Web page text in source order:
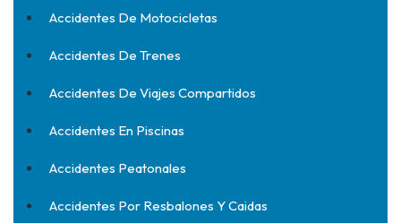
Accidentes De Motocicletas
Accidentes De Trenes
Accidentes De Viajes Compartidos
Accidentes En Piscinas
Accidentes Peatonales
Accidentes Por Resbalones Y Caidas